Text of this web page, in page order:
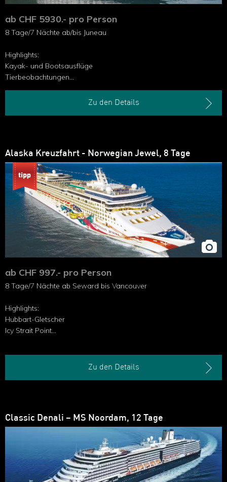
ab CHF 5930.- pro Person
8 Tage/7 Nächte ab/bis Juneau
Highlights:
Kayak- und Bootsausflüge
Tierbeobachtungen
Wasserfälle, Gletscher & Fjorde
Zu den Details
Alaska Kreuzfahrt - Norwegian Jewel, 8 Tage
ab CHF 997.- pro Person
8 Tage/7 Nächte ab Seward bis Vancouver
Highlights:
Hubbart-Gletscher
Icy Strait Point
Zu den Details
Classic Denali – MS Noordam, 12 Tage